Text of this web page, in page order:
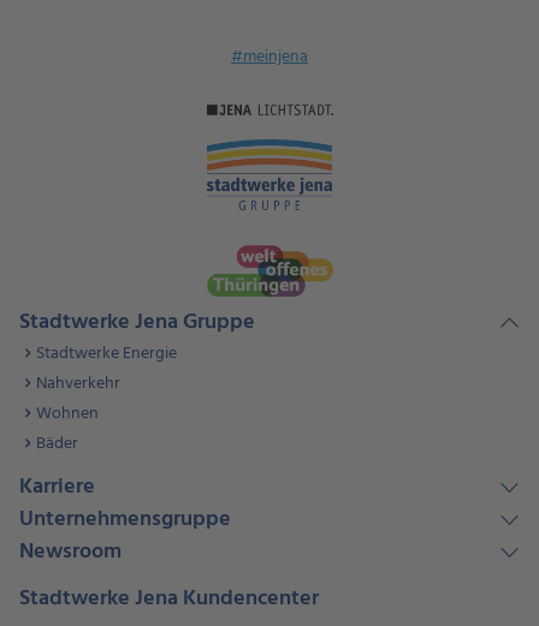
#meinjena
Stadtwerke Jena Gruppe
Stadtwerke Energie
Nahverkehr
Wohnen
Bäder
Karriere
Unternehmensgruppe
Newsroom
Stadtwerke Jena Kundencenter